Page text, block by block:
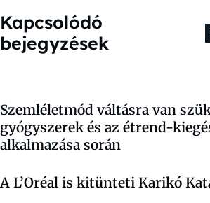
Kapcsolódó
bejegyzések
Szemléletmód váltásra van
gyógyszerek és az étrend-
alkalmazása során
A L’Oréal is kitünteti Karikó